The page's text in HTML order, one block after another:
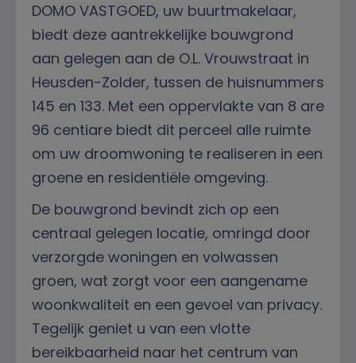
DOMO VASTGOED, uw buurtmakelaar,
biedt deze aantrekkelijke bouwgrond
aan gelegen aan de O.L. Vrouwstraat in
Heusden-Zolder, tussen de huisnummers
145 en 133. Met een oppervlakte van 8 are
96 centiare biedt dit perceel alle ruimte
om uw droomwoning te realiseren in een
groene en residentiële omgeving.
De bouwgrond bevindt zich op een
centraal gelegen locatie, omringd door
verzorgde woningen en volwassen
groen, wat zorgt voor een aangename
woonkwaliteit en een gevoel van privacy.
Tegelijk geniet u van een vlotte
bereikbaarheid naar het centrum van